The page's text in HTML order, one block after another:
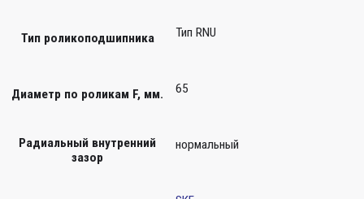
Тип роликоподшипника Тип RNU
Диаметр по роликам F, мм. 65
Радиальный внутренний
зазор
нормальный